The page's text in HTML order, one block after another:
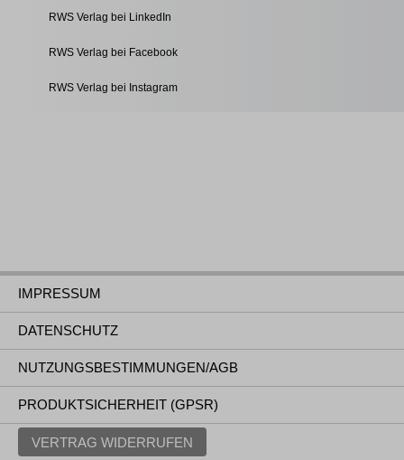
RWS Verlag bei LinkedIn
RWS Verlag bei Facebook
RWS Verlag bei Instagram
IMPRESSUM
DATENSCHUTZ
NUTZUNGSBESTIMMUNGEN/AGB
PRODUKTSICHERHEIT (GPSR)
VERTRAG WIDERRUFEN